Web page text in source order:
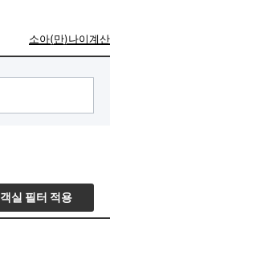
소아(만)나이계산
객실 필터 적용